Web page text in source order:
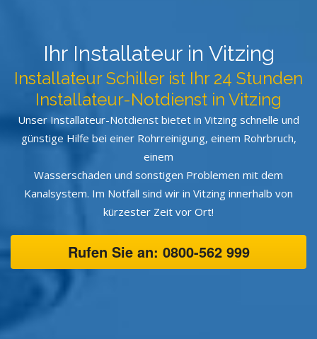
Ihr Installateur in Vitzing
Installateur Schiller ist Ihr 24 Stunden
Installateur-Notdienst in Vitzing
Unser Installateur-Notdienst bietet in Vitzing schnelle und
günstige Hilfe bei einer Rohrreinigung, einem Rohrbruch,
einem
Wasserschaden und sonstigen Problemen mit dem
Kanalsystem. Im Notfall sind wir in Vitzing innerhalb von
kürzester Zeit vor Ort!
Rufen Sie an: 0800-562 999